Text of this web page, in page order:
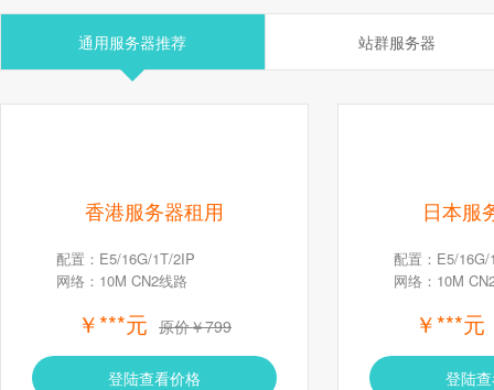
通用服务器推荐 站群服务器
香港服务器租用
配置：E5/16G/1T/2IP
网络：10M CN2线路
￥***元 原价￥799
登陆查看价格
日本服
配置：E5/
网络：10M
￥***元
登陆